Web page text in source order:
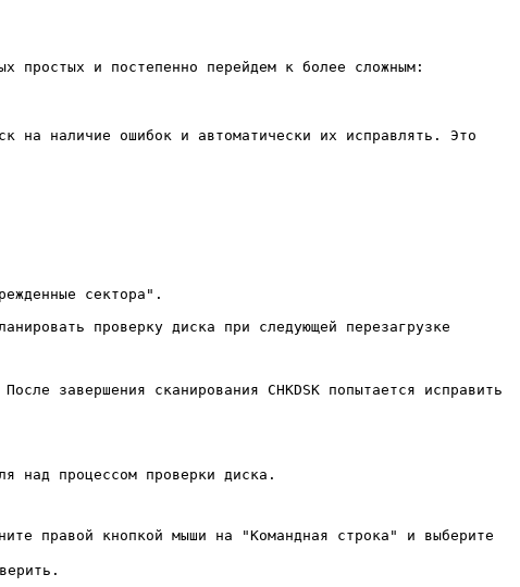
простых и постепенно перейдем к более сложным:
на наличие ошибок и автоматически их исправлять. Это
сектора".
проверку диска при следующей перезагрузке
завершения сканирования CHKDSK попытается исправить
над процессом проверки диска.
правой кнопкой мыши на "Командная строка" и выберите